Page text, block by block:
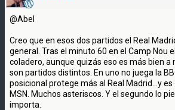
@Abel
Creo que en esos dos partidos el Real
general. Tras el minuto 60 en el Camp Nou
coladero, aunque quizás eso es más bien a
son partidos distintos. En uno no juega la
posicional protege más al Real Madrid...y
MSN. Muchos asteriscos. Y el segundo lo
importa.